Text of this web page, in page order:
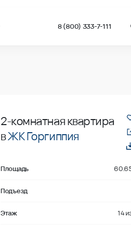
8 (800) 333-7-111
2-комнатная квартира
вЖК Горгиппия
Площадь
Подъезд
Этаж 14